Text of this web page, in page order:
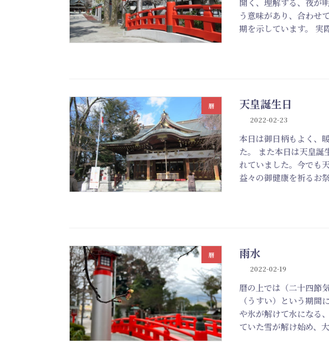
開く、理解する、夜が
う意味があり、合わせ
期を示しています。
暦 天皇誕生日
2022-02-23
本日は御日柄もよく、
た。 また本日は天皇誕
れていました。今でも
益々の御健康を祈るお
暦 雨水
2022-02-19
暦の上では（二十四節
（うすい）という期
や氷が解けて水になる
ていた雪が解け始め、